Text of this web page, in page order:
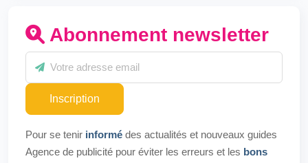
Abonnement newsletter
Inscription
Pour se tenir informé des actualités et nouveaux guides
Agence de publicité pour éviter les erreurs et les bons